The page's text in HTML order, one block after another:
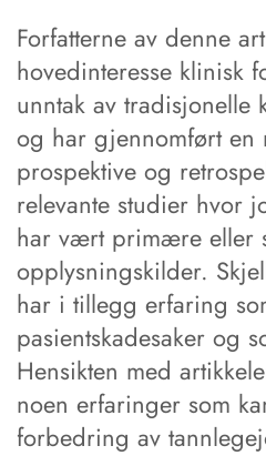
Forfatterne av denne
hovedinteresse klinisk
unntak av tradisjonelle
og har gjennomført en
prospektive og
relevante studier hvor
har vært primære eller
opplysningskilder.
har i tillegg erfaring
pasientskadesaker og
Hensikten med
noen erfaringer som
forbedring av